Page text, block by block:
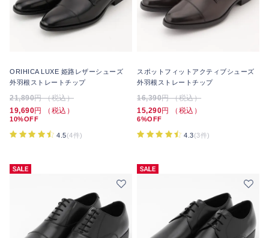
ORIHICA LUXE 姫路レザーシューズ
外羽根ストレートチップ
21,890円 （税込）
19,690円 （税込）
10%OFF
4.5(4件)
スポットフィットアクティブシューズ
外羽根ストレートチップ
16,390円 （税込）
15,290円 （税込）
6%OFF
4.3(3件)